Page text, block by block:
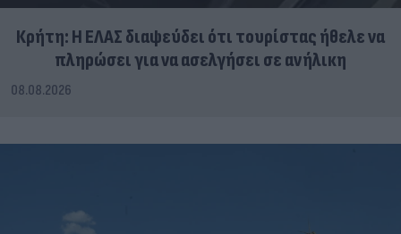
Κρήτη: Η ΕΛΑΣ διαψεύδει ότι τουρίστας ήθελε να
πληρώσει για να ασελγήσει σε ανήλικη
08.08.2026